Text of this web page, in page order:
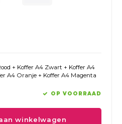
+ Koffer A4 Zwart + Koffer A4
A4 Oranje + Koffer A4 Magenta
OP VOORRAAD
winkelwagen